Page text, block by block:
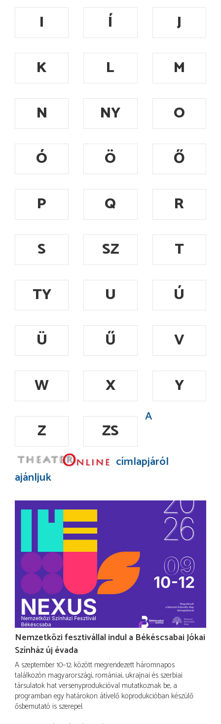
I Í
J
K
L
M
N
NY
O
Ó
Ö
Ő
P
Q
R
S
SZ
T
TY
U
Ú
Ü
Ű
V
W
X
Y
Z
ZS
A
címlapjáról
ajánljuk
Nemzetközi fesztivállal indul a Békéscsabai Jókai
Színház új évada
A szeptember 10–12. között megrendezett háromnapos
találkozón magyarországi, romániai, ukrajnai és szerbiai
társulatok hat versenyprodukcióval mutatkoznak be, a
programban egy határokon átívelő koprodukcióban készülő
ősbemutató is szerepel.